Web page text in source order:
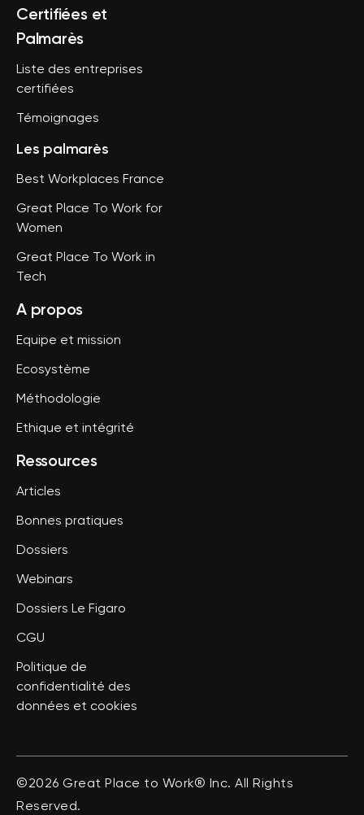
Certifiées et
Palmarès
Liste des entreprises
certifiées
Témoignages
Les palmarès
Best Workplaces France
Great Place To Work for
Women
Great Place To Work in
Tech
A propos
Equipe et mission
Ecosystème
Méthodologie
Ethique et intégrité
Ressources
Articles
Bonnes pratiques
Dossiers
Webinars
Dossiers Le Figaro
CGU
Politique de
confidentialité des
données et cookies
©2026 Great Place to Work® Inc. All Rights
Reserved.